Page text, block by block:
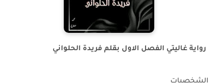
رواية غاليتي الفصل الاول بقلم فريدة الحلواني